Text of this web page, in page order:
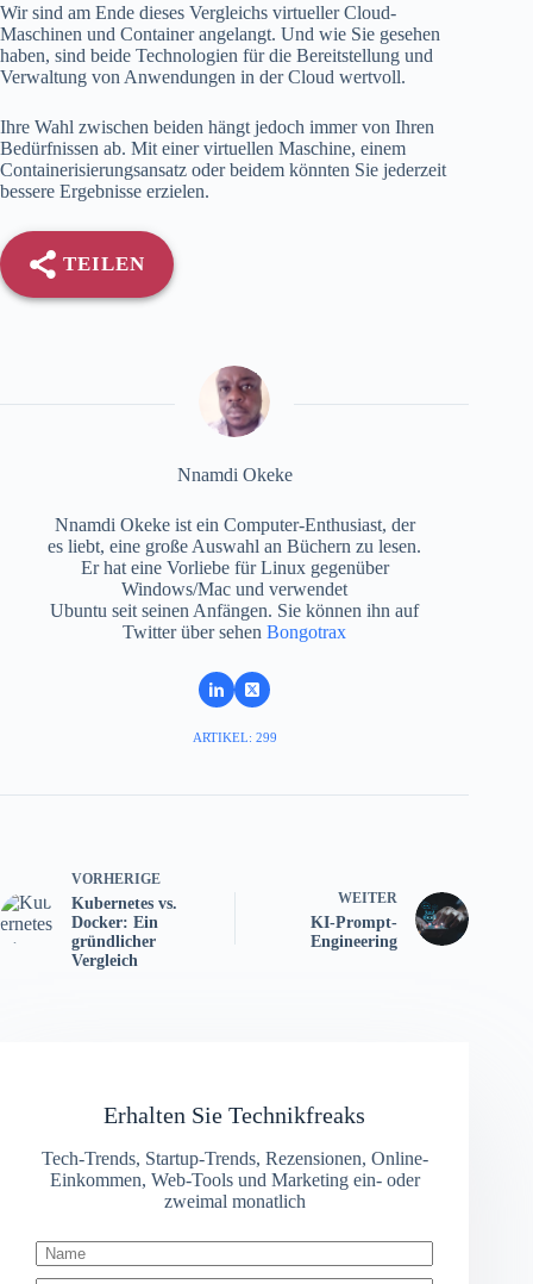
Wir sind am Ende dieses Vergleichs virtueller Cloud-
Maschinen und Container angelangt. Und wie Sie gesehen
haben, sind beide Technologien für die Bereitstellung und
Verwaltung von Anwendungen in der Cloud wertvoll.
Ihre Wahl zwischen beiden hängt jedoch immer von Ihren
Bedürfnissen ab. Mit einer virtuellen Maschine, einem
Containerisierungsansatz oder beidem könnten Sie jederzeit
bessere Ergebnisse erzielen.
TEILEN
Nnamdi Okeke
Nnamdi Okeke ist ein Computer-Enthusiast, der
es liebt, eine große Auswahl an Büchern zu lesen.
Er hat eine Vorliebe für Linux gegenüber
Windows/Mac und verwendet
Ubuntu seit seinen Anfängen. Sie können ihn auf
Twitter über sehenBongotrax
ARTIKEL: 299
VORHERIGE
Kubernetes vs.
Docker: Ein
gründlicher
Vergleich
WEITER
KI-Prompt-
Engineering
Erhalten Sie Technikfreaks
Tech-Trends, Startup-Trends, Rezensionen, Online-
Einkommen, Web-Tools und Marketing ein- oder
zweimal monatlich